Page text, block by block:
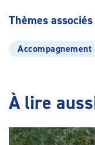
Thèmes associés
Accompagnement
À lire